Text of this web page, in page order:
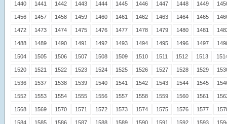
1440 1441 1442 1443 1444 1445 1446 1447 1448 1449
1456 1457 1458 1459 1460 1461 1462 1463 1464 1465
1472 1473 1474 1475 1476 1477 1478 1479 1480 1481
1488 1489 1490 1491 1492 1493 1494 1495 1496 1497
1504 1505 1506 1507 1508 1509 1510 1511 1512 1513
1520 1521 1522 1523 1524 1525 1526 1527 1528 1529
1536 1537 1538 1539 1540 1541 1542 1543 1544 1545
1552 1553 1554 1555 1556 1557 1558 1559 1560 1561
1568 1569 1570 1571 1572 1573 1574 1575 1576 1577
1584 1585 1586 1587 1588 1589 1590 1591 1592 1593